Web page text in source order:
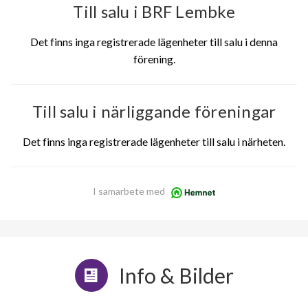
Till salu i BRF Lembke
Det finns inga registrerade lägenheter till salu i denna
förening.
Till salu i närliggande föreningar
Det finns inga registrerade lägenheter till salu i närheten.
I samarbete med
Info & Bilder